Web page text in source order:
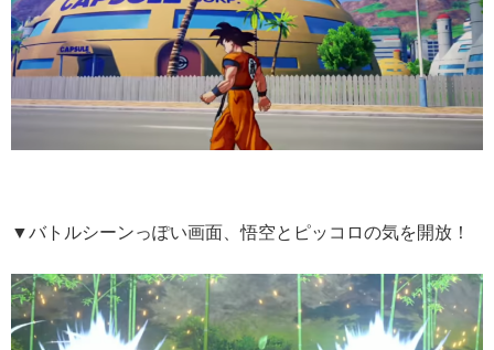
▼バトルシーンっぽい画面、悟空とピッコロの気を開放！